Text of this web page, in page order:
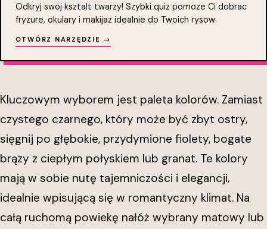
Odkryj swoj ksztalt twarzy! Szybki quiz pomoze Ci dobrac
fryzure, okulary i makijaz idealnie do Twoich rysow.
OTWÓRZ NARZĘDZIE →
Kluczowym wyborem jest paleta kolorów. Zamiast
czystego czarnego, który może być zbyt ostry,
sięgnij po głębokie, przydymione fiolety, bogate
brązy z ciepłym połyskiem lub granat. Te kolory
mają w sobie nutę tajemniczości i elegancji,
idealnie wpisującą się w romantyczny klimat. Na
całą ruchomą powiekę nałóż wybrany matowy lub